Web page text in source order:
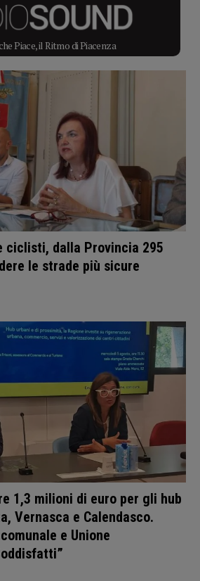
Piace, il Ritmo di Piacenza
ciclisti, dalla Provincia 295
le strade più sicure
1,3 milioni di euro per gli hub
Vernasca e Calendasco.
e Unione